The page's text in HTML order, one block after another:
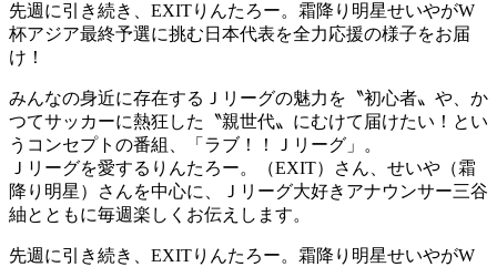
先週に引き続き、EXITりんたろー。霜降り明星せいやがW
杯アジア最終予選に挑む日本代表を全力応援の様子をお届
け！
みんなの身近に存在するＪリーグの魅力を〝初心者〟や、か
つてサッカーに熱狂した〝親世代〟にむけて届けたい！とい
うコンセプトの番組、「ラブ！！Ｊリーグ」。
Ｊリーグを愛するりんたろー。（EXIT）さん、せいや（霜
降り明星）さんを中心に、Ｊリーグ大好きアナウンサー三谷
紬とともに毎週楽しくお伝えします。
先週に引き続き、EXITりんたろー。霜降り明星せいやがW